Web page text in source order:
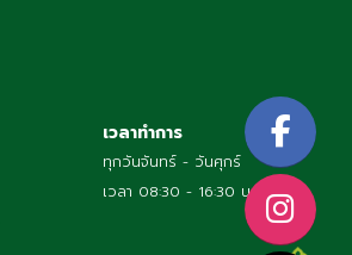
เวลาทำการ
ทุกวันจันทร์ - วันศุกร์
เวลา 08:30 - 16:30 น.